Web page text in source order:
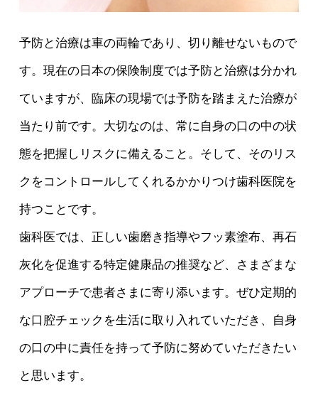
予防と治療は車の両輪であり、切り離せないもので
す。現在の日本の保険制度では予防と治療は分かれ
ていますが、臨床の現場では予防を踏まえた治療が
当たり前です。大切なのは、常に自身の口の中の状
態を把握しリスクに備えること。そして、そのリス
クをコントロールしてくれるかかりつけ歯科医院を
持つことです。
歯科医では、正しい歯磨き指導やフッ素塗布、再石
灰化を促進する特定健康品の推奨など、さまざまな
アプローチで患者さまに寄り添います。ぜひ定期的
な口腔チェックを生活に取り入れていただき、自身
の口の中に責任を持って予防に努めていただきたい
と思います。